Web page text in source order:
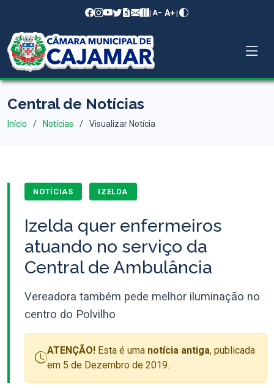
| A− A+|
Central de Notícias
Início Notícias Visualizar Notícia
NOTÍCIAS IZELDA
Izelda quer enfermeiros
atuando no serviço da
Central de Ambulância
Vereadora também pede melhor iluminação no
centro do Polvilho
ATENÇÃO! Esta é uma notícia antiga, publicada
em 5 de Dezembro de 2019.